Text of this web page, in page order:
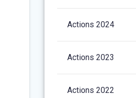
Actions 2024
Actions 2023
Actions 2022